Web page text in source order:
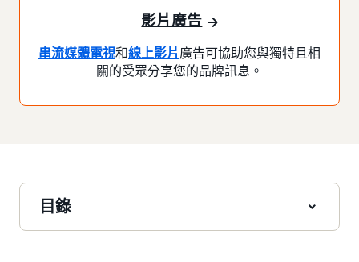
影片廣告
串流媒體電視和線上影片 廣告可協助您與獨特且相
關的受眾分享您的品牌訊息。
目錄